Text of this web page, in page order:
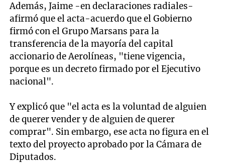
Además, Jaime -en declaraciones radiales-
afirmó que el acta-acuerdo que el Gobierno
firmó con el Grupo Marsans para la
transferencia de la mayoría del capital
accionario de Aerolíneas, "tiene vigencia,
porque es un decreto firmado por el Ejecutivo
nacional".
Y explicó que "el acta es la voluntad de alguien
de querer vender y de alguien de querer
comprar". Sin embargo, ese acta no figura en el
texto del proyecto aprobado por la Cámara de
Diputados.